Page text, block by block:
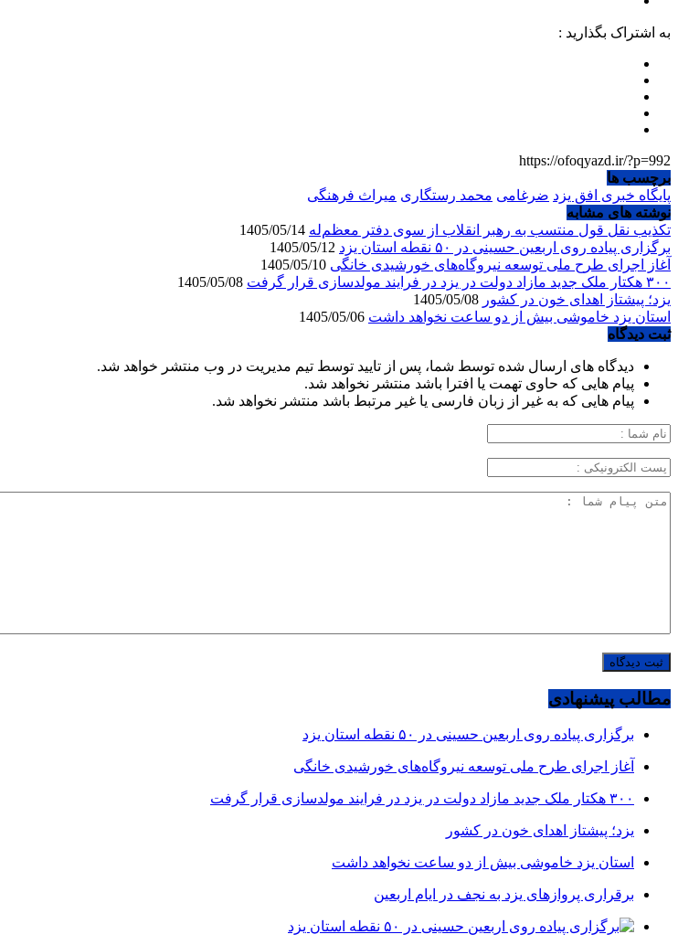
به اشتراک بگذارید :
https://ofoqyazd.ir/?p=992
برچسب ها
پایگاه خبری افق یزد ضرغامی محمد رستگاری میراث فرهنگی
نوشته های مشابه
تکذیب نقل قول منتسب به رهبر انقلاب از سوی دفتر معظم‌له
برگزاری پیاده روی اربعین حسینی در ۵۰ نقطه استان یزد
آغاز اجرای طرح ملی توسعه نیروگاه‌های خورشیدی خانگی
۳۰۰ هکتار ملک جدید مازاد دولت در یزد در فرایند مولدسازی قرار گرفت
یزد؛ پیشتاز اهدای خون در کشور
استان یزد خاموشی بیش از دو ساعت نخواهد داشت
ثبت دیدگاه
دیدگاه های ارسال شده توسط شما، پس از تایید توسط تیم مدیریت در وب منتشر خواهد شد.
پیام هایی که حاوی تهمت یا افترا باشد منتشر نخواهد شد.
پیام هایی که به غیر از زبان فارسی یا غیر مرتبط باشد منتشر نخواهد شد.
مطالب پیشنهادی
برگزاری پیاده روی اربعین حسینی در ۵۰ نقطه استان یزد
آغاز اجرای طرح ملی توسعه نیروگاه‌های خورشیدی خانگی
۳۰۰ هکتار ملک جدید مازاد دولت در یزد در فرایند مولدسازی قرار گرفت
یزد؛ پیشتاز اهدای خون در کشور
استان یزد خاموشی بیش از دو ساعت نخواهد داشت
برقراری پرواز‌های یزد به نجف در ایام اربعین